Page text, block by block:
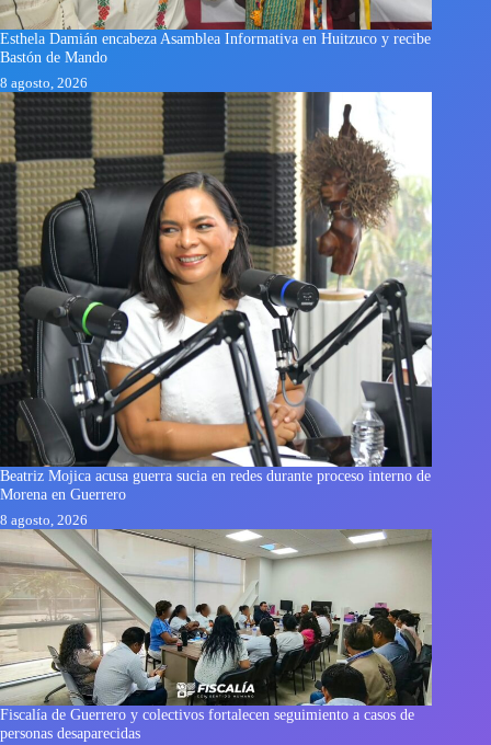
Esthela Damián encabeza Asamblea Informativa en Huitzuco y recibe
Bastón de Mando
8 agosto, 2026
Beatriz Mojica acusa guerra sucia en redes durante proceso interno de
Morena en Guerrero
8 agosto, 2026
Fiscalía de Guerrero y colectivos fortalecen seguimiento a casos de
personas desaparecidas